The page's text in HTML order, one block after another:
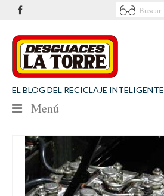
EL BLOG DEL RECICLAJE INTELIGENTE
Menú
NOTICIAS
SEGURIDAD VIAL
MEDIO AMBIENTE